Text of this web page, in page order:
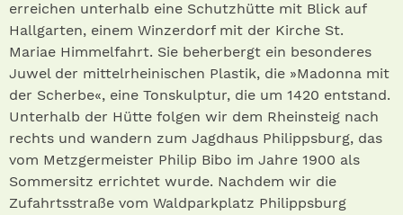
erreichen unterhalb eine Schutzhütte mit Blick auf
Hallgarten, einem Winzerdorf mit der Kirche St.
Mariae Himmelfahrt. Sie beherbergt ein besonderes
Juwel der mittelrheinischen Plastik, die »Madonna mit
der Scherbe«, eine Tonskulptur, die um 1420 entstand.
Unterhalb der Hütte folgen wir dem Rheinsteig nach
rechts und wandern zum Jagdhaus Philippsburg, das
vom Metzgermeister Philip Bibo im Jahre 1900 als
Sommersitz errichtet wurde. Nachdem wir die
Zufahrtsstraße vom Waldparkplatz Philippsburg